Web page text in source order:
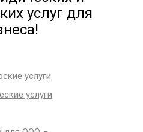
услуг для
услуги
услуги